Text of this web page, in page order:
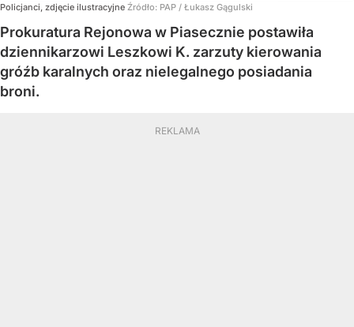
Policjanci, zdjęcie ilustracyjne Źródło: PAP / Łukasz Gągulski
Prokuratura Rejonowa w Piasecznie postawiła
dziennikarzowi Leszkowi K. zarzuty kierowania
gróźb karalnych oraz nielegalnego posiadania
broni.